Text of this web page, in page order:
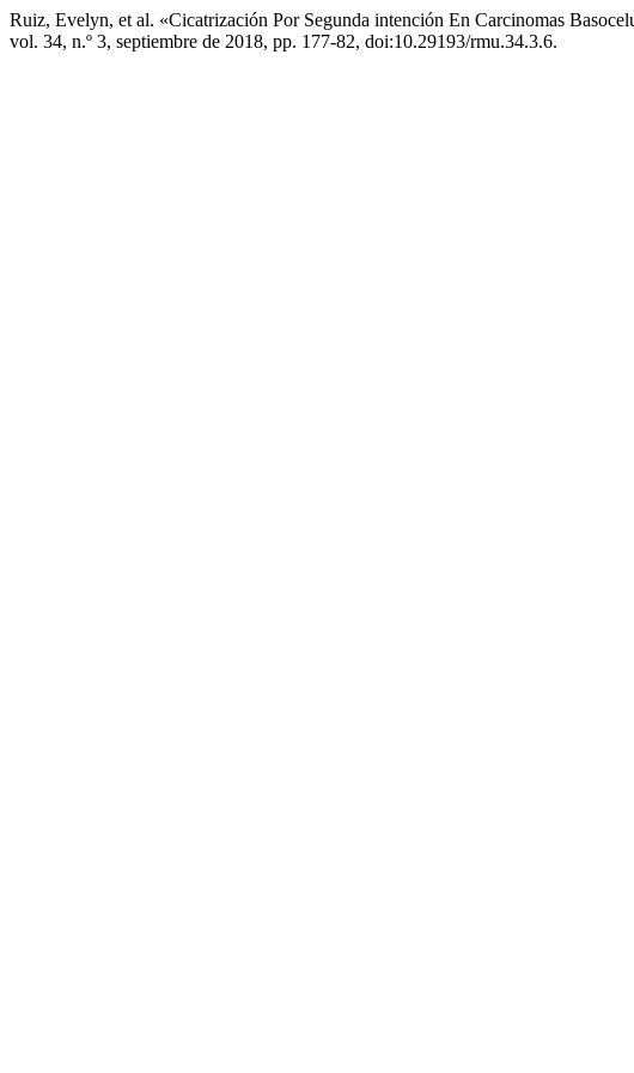
Ruiz, Evelyn, et al. «Cicatrización Por Segunda intención En Carcinomas
vol. 34, n.º 3, septiembre de 2018, pp. 177-82, doi:10.29193/rmu.34.3.6.